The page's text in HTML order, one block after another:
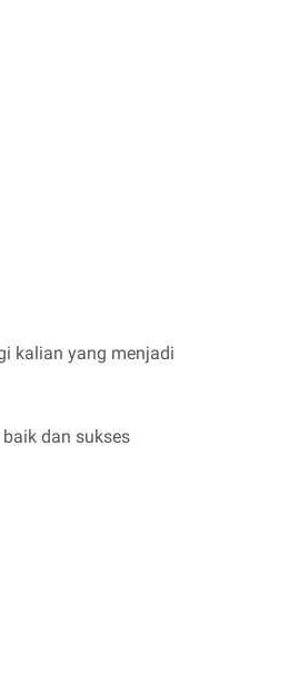
kalian yang menjadi
dan sukses